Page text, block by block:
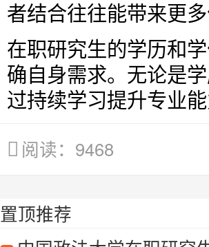
者结合往往能带来更
在职研究生的学历和
确自身需求。无论是
过持续学习提升专业
阅读：9468
置顶推荐